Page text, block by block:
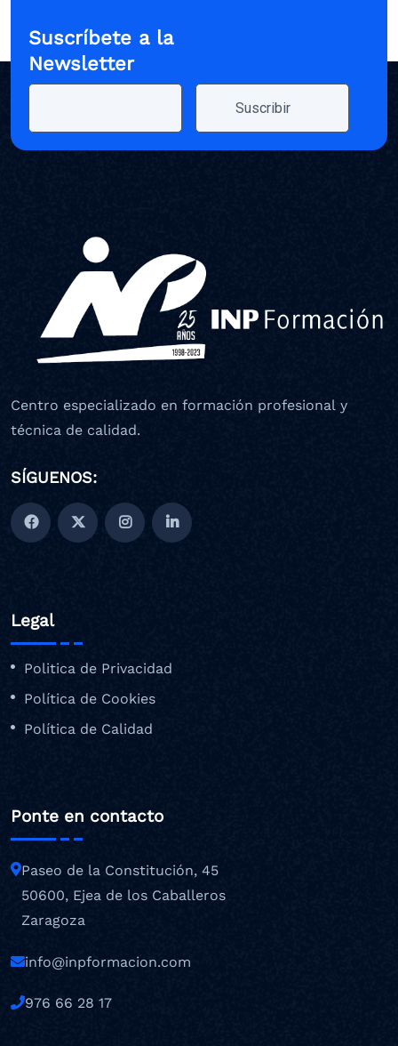
Suscríbete a la
Newsletter
Centro especializado en formación profesional y
técnica de calidad.
SÍGUENOS:
Legal
Politica de Privacidad
Política de Cookies
Política de Calidad
Ponte en contacto
Paseo de la Constitución, 45
50600, Ejea de los Caballeros
Zaragoza
info@inpformacion.com
976 66 28 17